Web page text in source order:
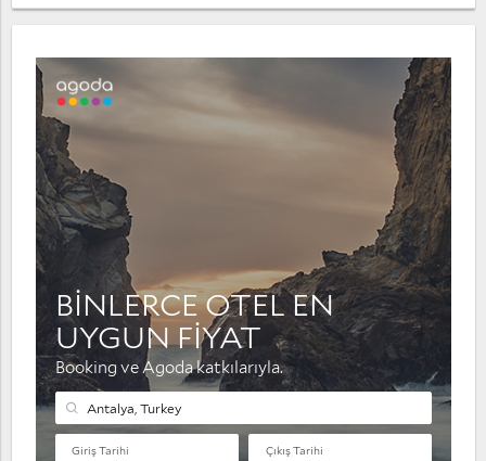
Göynük Güneycik
İmecik Kaş
Kemer Köprülü
Korkuteli Manavgat
Muratpaşa Serik Taşağıl
Yaylaalan Konyaaltı